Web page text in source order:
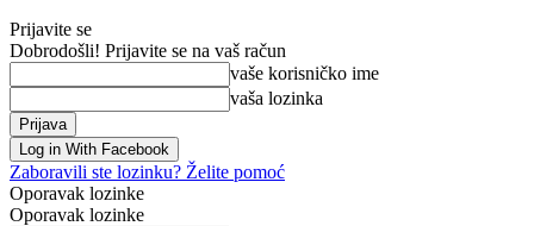
Prijavite se
Dobrodošli! Prijavite se na vaš račun
vaše korisničko ime
vaša lozinka
Log in With Facebook
Zaboravili ste lozinku? Želite pomoć
Oporavak lozinke
Oporavak lozinke